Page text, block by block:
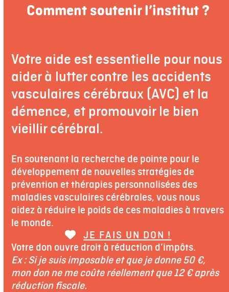
Comment soutenir l’institut ?
Votre aide est essentielle pour nous
aider à lutter contre les accidents
vasculaires cérébraux (AVC) et la
démence, et promouvoir le bien
vieillir cérébral.
En soutenant la recherche de pointe pour le
développement de nouvelles stratégies de
prévention et thérapies personnalisées des
maladies vasculaires cérébrales, vous nous
aidez à réduire le poids de ces maladies à travers
le monde.
JE FAIS UN DON !
Votre don ouvre droit à réduction d’impôts.
Ex : Si je suis imposable et que je donne 50 €,
mon don ne me coûte réellement que 12 € après
réduction fiscale.